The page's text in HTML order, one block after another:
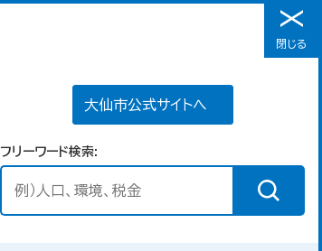
メニュー
大仙市公式サイトへ
フリーワード検索
閉じる